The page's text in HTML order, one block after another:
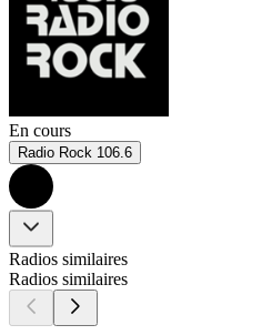
En cours
Radio Rock 106.6
Radios similaires
Radios similaires